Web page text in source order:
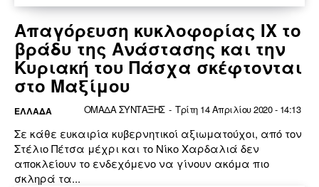
Απαγόρευση κυκλοφορίας ΙΧ το
βράδυ της Ανάστασης και την
Κυριακή του Πάσχα σκέφτονται
στο Μαξίμου
ΕΛΛΆΔΑ ΟΜΑΔΑ ΣΥΝΤΑΞΗΣ - Τρίτη 14 Απριλίου 2020 - 14:13
Σε κάθε ευκαιρία κυβερνητικοί αξιωματούχοι, από τον
Στέλιο Πέτσα μέχρι και το Νίκο Χαρδαλιά δεν
αποκλείουν το ενδεχόμενο να γίνουν ακόμα πιο
σκληρά τα...